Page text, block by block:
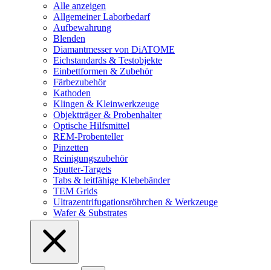
Alle anzeigen
Allgemeiner Laborbedarf
Aufbewahrung
Blenden
Diamantmesser von DiATOME
Eichstandards & Testobjekte
Einbettformen & Zubehör
Färbezubehör
Kathoden
Klingen & Kleinwerkzeuge
Objektträger & Probenhalter
Optische Hilfsmittel
REM-Probenteller
Pinzetten
Reinigungszubehör
Sputter-Targets
Tabs & leitfähige Klebebänder
TEM Grids
Ultrazentrifugationsröhrchen & Werkzeuge
Wafer & Substrates